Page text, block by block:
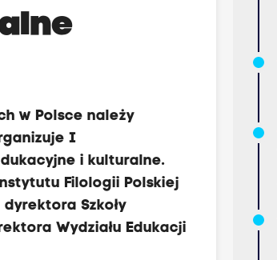
w Polsce należy
I
i kulturalne.
Filologii Polskiej
Szkoły
Wydziału Edukacji